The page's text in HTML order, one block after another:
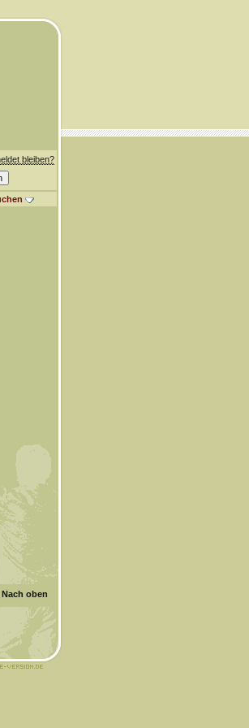
bleiben?
Nach oben